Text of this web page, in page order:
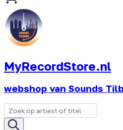
MyRecordStore.nl
webshop van Sounds